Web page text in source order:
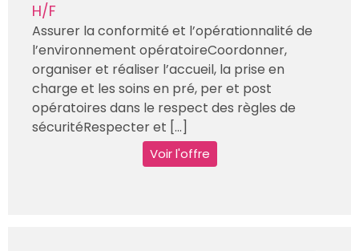
H/F
Assurer la conformité et l’opérationnalité de
l’environnement opératoireCoordonner,
organiser et réaliser l’accueil, la prise en
charge et les soins en pré, per et post
opératoires dans le respect des règles de
sécuritéRespecter et [...]
Voir l'offre